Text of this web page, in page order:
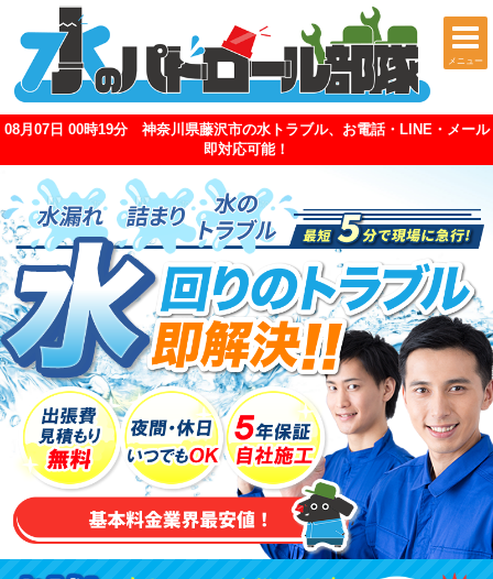
メニュー
08月07日 00時19分 神奈川県藤沢市の水トラブル、お電話・LINE・メール
即対応可能！